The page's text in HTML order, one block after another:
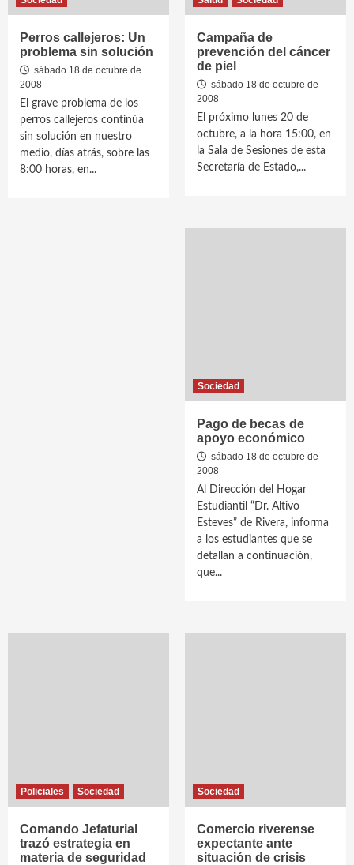
Perros callejeros: Un
problema sin solución
sábado 18 de octubre de
2008
El grave problema de los
perros callejeros continúa
sin solución en nuestro
medio, días atrás, sobre las
8:00 horas, en...
Campaña de
prevención del cáncer
de piel
sábado 18 de octubre de
2008
El próximo lunes 20 de
octubre, a la hora 15:00, en
la Sala de Sesiones de esta
Secretaría de Estado,...
Sociedad
Pago de becas de
apoyo económico
sábado 18 de octubre de
2008
Al Dirección del Hogar
Estudiantil “Dr. Altivo
Esteves” de Rivera, informa
a los estudiantes que se
detallan a continuación,
que...
Policiales Sociedad
Comando Jefaturial
trazó estrategia en
materia de seguridad
Sociedad
Comercio riverense
expectante ante
situación de crisis